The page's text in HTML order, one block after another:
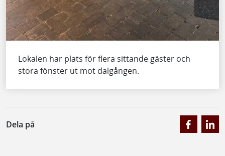
Lokalen har plats för flera sittande gäster och
stora fönster ut mot dalgången.
Dela på